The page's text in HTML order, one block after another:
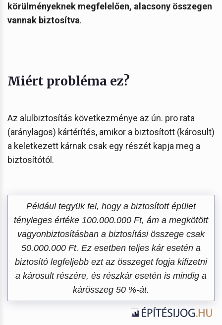
körülményeknek megfelelően, alacsony összegen
vannak biztosítva.
Miért probléma ez?
Az alulbiztosítás következménye az ún. pro rata
(aránylagos) kártérítés, amikor a biztosított (károsult)
a keletkezett kárnak csak egy részét kapja meg a
biztosítótól.
Például tegyük fel, hogy a biztosított épület
tényleges értéke 100.000.000 Ft, ám a megkötött
vagyonbiztosításban a biztosítási összege csak
50.000.000 Ft. Ez esetben teljes kár esetén a
biztosító legfeljebb ezt az összeget fogja kifizetni
a károsult részére, és részkár esetén is mindig a
kárösszeg 50 %-át.